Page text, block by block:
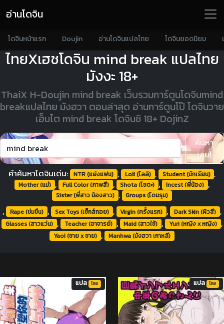
อ่านโดจิน
โดจินหน้าแรก Doujin อ่านโดจินแปลไทย โดจินยอดนิยม
ไทยXเฮชโดจิน mind break แปลไทย
มังงะ 18+
ThaiX H-Doujin mind break เว็บรวมการ์ตูนโดจินmind
breakแปลไทย มังฮวา ตอนล่าสุด อ่านการ์ตูนโป๊ โดจินวาย
เฮ็นไต mind break โดจินชิ 18+ DojinZ
ค้นหา
เลย!
คำค้นหาโดจินเด่น:
NTR (แย่งแฟน) , Loli (โลลิ) , Student (นักเรียน) ,
Mother (แม่) , Full Color (ภาพสี) , Shota (โชตะ) , Incest (พี่น้อง) ,
Sister (พี่สาว น้องสาว) , Groups (โดนรุม)
, Rape (ข่มขืน) , Sex Toys (เซ็กส์ทอย) , Virgin (ครั้งแรก) , Dark Skin (ผิวสี) ,
Glasses (สาวแว่น) , Teacher (อาจารย์) , Maid (สาวใช้) , Yuri (หญิง x หญิง) ,
Yaoi (ชาย x ชาย) , Manhwa (มังฮวา เกาหลี)
แปล ไทย แปล ไทย